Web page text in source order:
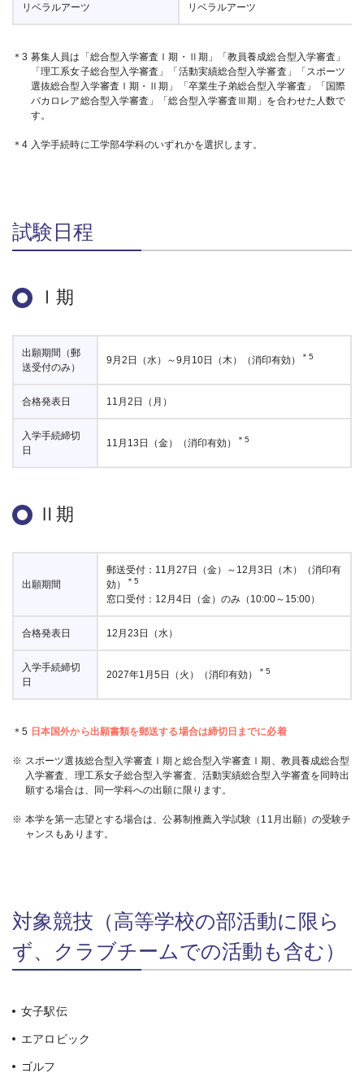
リベラルアーツ リベラルアーツ
＊3 募集人員は「総合型入学審査Ⅰ期・Ⅱ期」「教員養成総合型入学審査」
「理工系女子総合型入学審査」「活動実績総合型入学審査」「スポーツ
選抜総合型入学審査Ⅰ期・Ⅱ期」「卒業生子弟総合型入学審査」「国際
バカロレア総合型入学審査」「総合型入学審査Ⅲ期」を合わせた人数で
す。
＊4 入学手続時に工学部4学科のいずれかを選択します。
試験日程
Ⅰ期
出願期間（郵
送受付のみ）
9月2日（水）～9月10日（木）（消印有効） ＊5
合格発表日 11月2日（月）
入学手続締切
日
11月13日（金）（消印有効） ＊5
Ⅱ期
出願期間
郵送受付：11月27日（金）～12月3日（木）（消印有
効）
＊5
窓口受付：12月4日（金）のみ（10:00～15:00）
合格発表日 12月23日（水）
入学手続締切
日
2027年1月5日（火）（消印有効） ＊5
＊5 日本国外から出願書類を郵送する場合は締切日までに必着
※ スポーツ選抜総合型入学審査Ⅰ期と総合型入学審査Ⅰ期、教員養成総合型
入学審査、理工系女子総合型入学審査、活動実績総合型入学審査を同時出
願する場合は、同一学科への出願に限ります。
※ 本学を第一志望とする場合は、公募制推薦入学試験（11月出願）の受験チ
ャンスもあります。
対象競技（高等学校の部活動に限ら
ず、クラブチームでの活動も含む）
女子駅伝
エアロビック
ゴルフ